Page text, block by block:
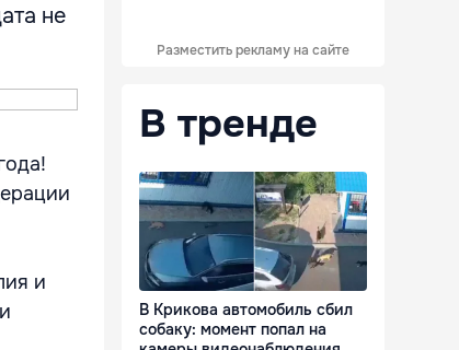
не
и
Разместить рекламу на сайте
В тренде
В Крикова автомобиль сбил
собаку: момент попал на